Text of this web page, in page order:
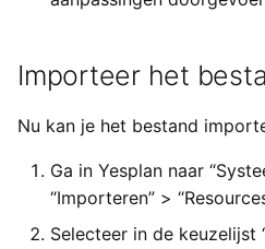
Importeer het
Nu kan je het bestand
Ga in Yesplan naar
“Importeren” >
Selecteer in de keuzelijst